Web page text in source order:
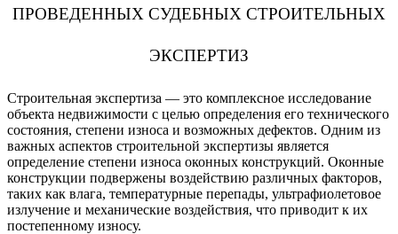
ПРОВЕДЕННЫХ СУДЕБНЫХ СТРОИТЕЛЬНЫХ
ЭКСПЕРТИЗ
Строительная экспертиза — это комплексное исследование
объекта недвижимости с целью определения его технического
состояния, степени износа и возможных дефектов. Одним из
важных аспектов строительной экспертизы является
определение степени износа оконных конструкций. Оконные
конструкции подвержены воздействию различных факторов,
таких как влага, температурные перепады, ультрафиолетовое
излучение и механические воздействия, что приводит к их
постепенному износу.